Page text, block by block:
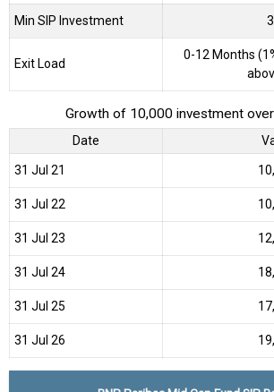
Min SIP Investment
Exit Load
0-12 Months
Growth of 10,000 investment
Date
31 Jul 21
31 Jul 22
31 Jul 23
31 Jul 24
31 Jul 25
31 Jul 26